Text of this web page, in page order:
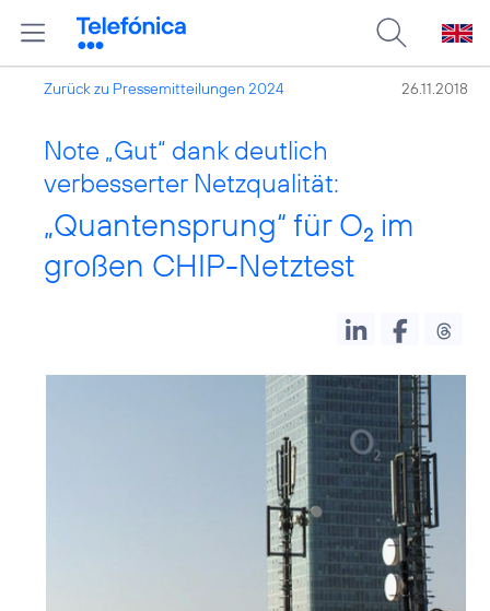
Zurück zu Pressemitteilungen 2024 26.11.2018
Note „Gut“ dank deutlich
verbesserter Netzqualität:
„Quantensprung“ für O2 im
großen CHIP-Netztest